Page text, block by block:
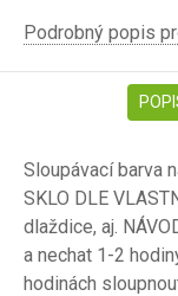
Podrobný popis
Sloupávací barva
SKLO DLE
dlaždice, aj.
a nechat 1-2
hodinách